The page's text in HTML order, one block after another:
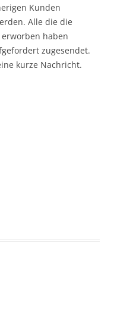
Kunden
Alle die die
erworben haben
zugesendet.
kurze Nachricht.